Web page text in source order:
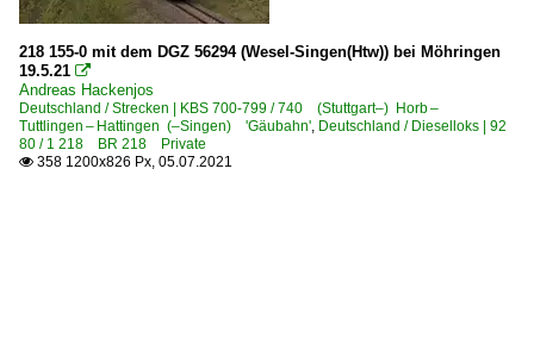
218 155-0 mit dem DGZ 56294 (Wesel-Singen(Htw)) bei Möhringen
19.5.21 
Andreas Hackenjos
Deutschland / Strecken | KBS 700-799 / 740 (Stuttgart–) Horb –
Tuttlingen – Hattingen (–Singen) 'Gäubahn', Deutschland / Dieselloks | 92
80 / 1 218 BR 218 Private
 358 1200x826 Px, 05.07.2021